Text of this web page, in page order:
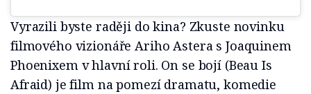
Vyrazili byste raději do kina? Zkuste novinku
filmového vizionáře Ariho Astera s Joaquinem
Phoenixem v hlavní roli. On se bojí (Beau Is
Afraid) je film na pomezí dramatu, komedie